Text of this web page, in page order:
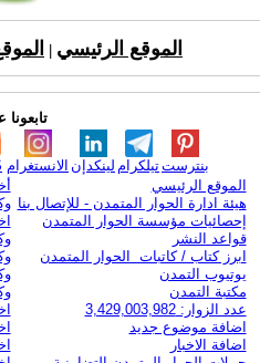
الموقع الرئيسي
تابعونا
الانستغرام لينكدإن تيلكرامبنترست
الموقع الرئيسي
هيئة ادارة الحوار المتمدن - للإتصال بنا
إحصائيات مؤسسة الحوار المتمدن
قواعد النشر
ابرز كتاب / كاتبات الحوار المتمدن
يوتيوب التمدن
مكتبة التمدن
عدد الزوار: 3,429,003,982
اضافة موضوع جديد
اضافة الاخبار